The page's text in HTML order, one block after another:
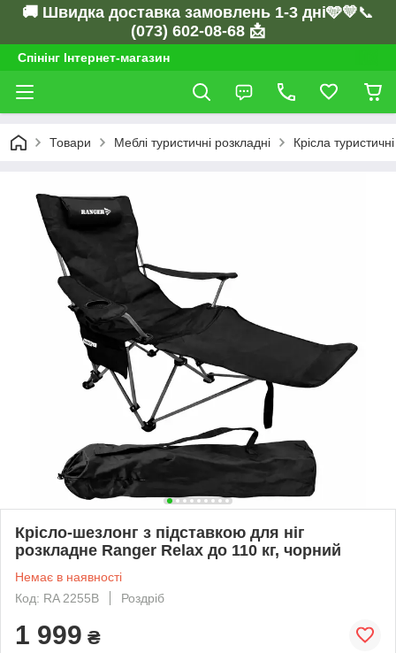
🚚 Швидка доставка замовлень 1-3 дні🩵💛📞
(073) 602-08-68 📩
Спінінг Інтернет-магазин
Товари Меблі туристичні розкладні Крісла
Крісло-шезлонг з підставкою для ніг
розкладне Ranger Relax до 110 кг, чорний
Немає в наявності
Код: RA 2255B
Роздріб
1 999 ₴